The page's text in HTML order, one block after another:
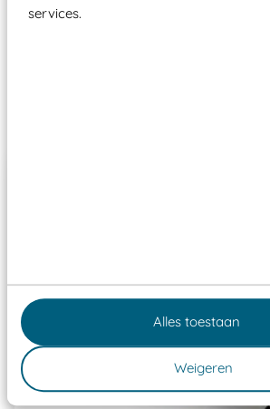
services.
Alles toestaan
Weigeren
ze toch binnen het